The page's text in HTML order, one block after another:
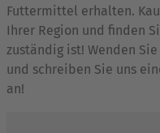
Futtermittel erhalten.
Ihrer Region und finden
zuständig ist! Wenden
und schreiben Sie uns
an!